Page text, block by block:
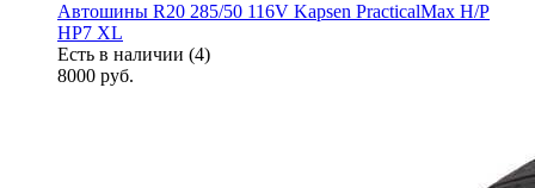
Автошины R20 285/50 116V Kapsen PracticalMax H/P
HP7 XL
Есть в наличии (4)
8000 руб.